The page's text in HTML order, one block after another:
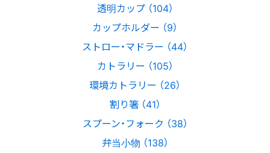
透明カップ （104）
カップホルダー （9）
ストロー・マドラー （44）
カトラリー （105）
環境カトラリー （26）
割り箸 （41）
スプーン・フォーク （38）
弁当小物 （138）